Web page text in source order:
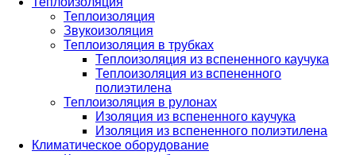
Теплоизоляция
Звукоизоляция
Теплоизоляция в трубках
Теплоизоляция из вспененного каучука
Теплоизоляция из вспененного
полиэтилена
Теплоизоляция в рулонах
Изоляция из вспененного каучука
Изоляция из вспененного полиэтилена
Климатическое оборудование